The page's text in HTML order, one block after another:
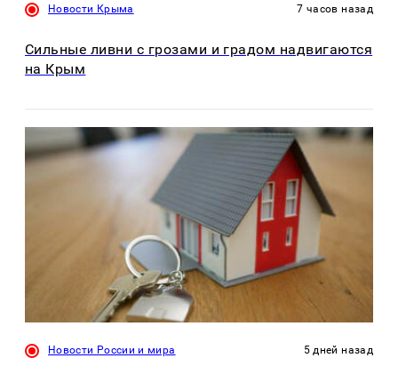
Новости Крыма 7 часов назад
Сильные ливни с грозами и градом надвигаются
на Крым
Новости России и мира 5 дней назад